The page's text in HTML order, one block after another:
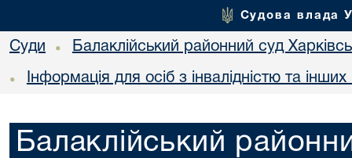
Судова влада
Суди • Балаклійський районний суд
• Інформація для осіб з інвалідністю та
Балаклійський